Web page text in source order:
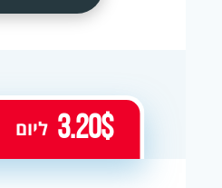
3.20$ ליום